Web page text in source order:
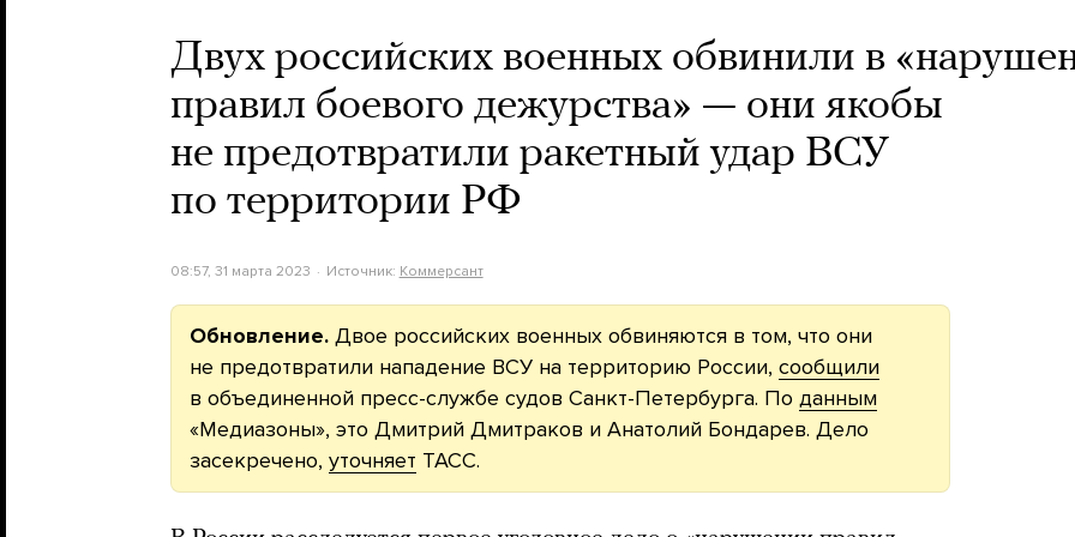
Двух российских военных обвинили в
правил боевого дежурства» — они якобы
не предотвратили ракетный удар ВСУ
по территории РФ
08:57, 31 марта 2023 Источник: Коммерсант
Обновление. Двое российских военных обвиняются в том, что они
не предотвратили нападение ВСУ на территорию России, сообщили
в объединенной пресс-службе судов Санкт-Петербурга. По данным
«Медиазоны», это Дмитрий Дмитраков и Анатолий Бондарев. Дело
засекречено, уточняет ТАСС.